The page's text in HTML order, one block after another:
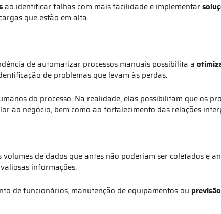
ao identificar falhas com mais facilidade e implementar
que estão em alta.
de automatizar processos manuais possibilita a
de problemas que levam às perdas.
do processo. Na realidade, elas possibilitam que os
ao negócio, bem como ao fortalecimento das relações
volumes de dados que antes não poderiam ser coletados e
informações.
de funcionários, manutenção de equipamentos ou